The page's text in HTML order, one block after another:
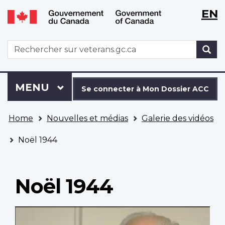
Aller
au
principal
Passer
à
version
HTML
simplifiée
WxT
WxTEN
WxT
Search
form
connecter
à
Dossier
ACC
Se connecter à Mon Dossier ACC
Menu
MENU PRINCIPAL
êtes
ici
Home Nouvelles et médias Galerie des vidéos
Noël 1944
Noël 1944